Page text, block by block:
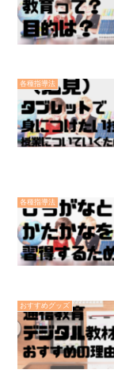
各種指導法
各種指導法
おすすめグッズ